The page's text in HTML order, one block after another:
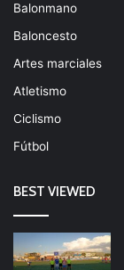
Balonmano
Baloncesto
Artes marciales
Atletismo
Ciclismo
Fútbol
BEST VIEWED